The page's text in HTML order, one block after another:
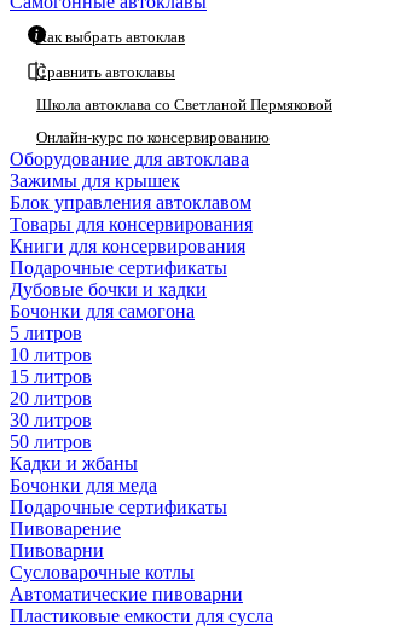
Как выбрать автоклав
Сравнить автоклавы
Школа автоклава со Светланой Пермяковой
Онлайн-курс по консервированию
Оборудование для автоклава
Зажимы для крышек
Блок управления автоклавом
Товары для консервирования
Книги для консервирования
Подарочные сертификаты
Дубовые бочки и кадки
Бочонки для самогона
5 литров
10 литров
15 литров
20 литров
30 литров
50 литров
Кадки и жбаны
Бочонки для меда
Подарочные сертификаты
Пивоварение
Пивоварни
Сусловарочные котлы
Автоматические пивоварни
Пластиковые емкости для сусла